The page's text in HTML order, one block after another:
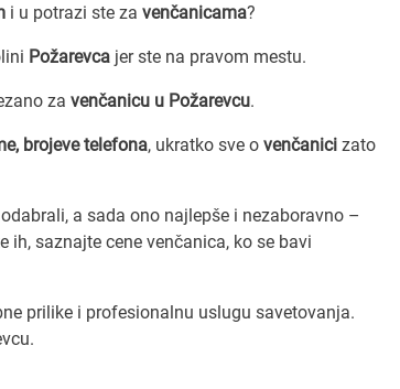
i u potrazi ste za venčanicama?
Požarevca jer ste na pravom mestu.
za venčanicu u Požarevcu.
brojeve telefona, ukratko sve o venčanici zato
a sada ono najlepše i nezaboravno –
saznajte cene venčanica, ko se bavi
prilike i profesionalnu uslugu savetovanja.